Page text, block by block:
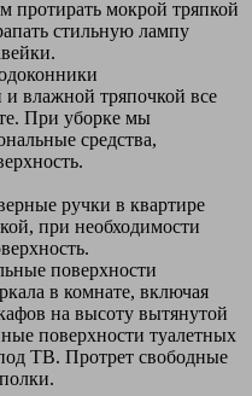
протирать мокрой тряпкой
стильную лампу
и влажной тряпочкой все
При уборке мы
средства,
ручки в квартире
при необходимости
поверхности
в комнате, включая
на высоту вытянутой
поверхности туалетных
ТВ. Протрет свободные